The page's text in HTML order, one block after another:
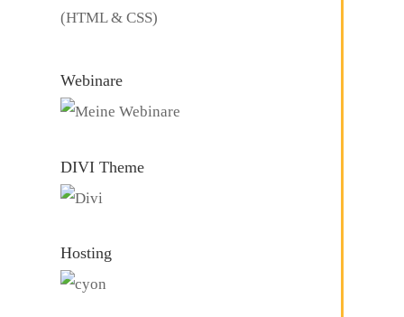
(HTML & CSS)
Webinare
DIVI Theme
Hosting